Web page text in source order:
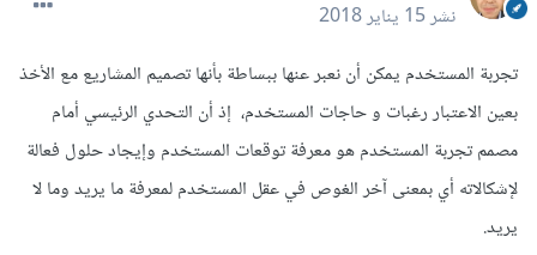
نشر15 يناير 2018
تجربة المستخدم يمكن أن نعبر عنها ببساطة بأنها تصميم المشاريع مع الأخذ
بعين الاعتبار رغبات و حاجات المستخدم، إذ أن التحدي الرئيسي أمام
مصمم تجربة المستخدم هو معرفة توقعات المستخدم وإيجاد حلول فعالة
لإشكالاته أي بمعنى آخر الغوص في عقل المستخدم لمعرفة ما يريد وما لا
يريد.